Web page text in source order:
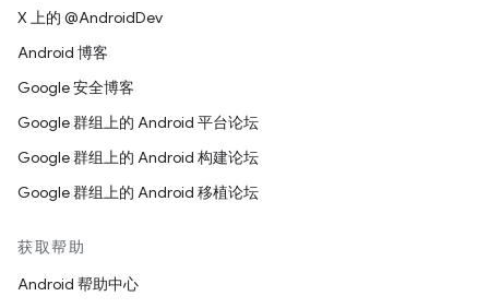
X 上的 @AndroidDev
Android 博客
Google 安全博客
Google 群组上的 Android 平台论坛
Google 群组上的 Android 构建论坛
Google 群组上的 Android 移植论坛
获取帮助
Android 帮助中心